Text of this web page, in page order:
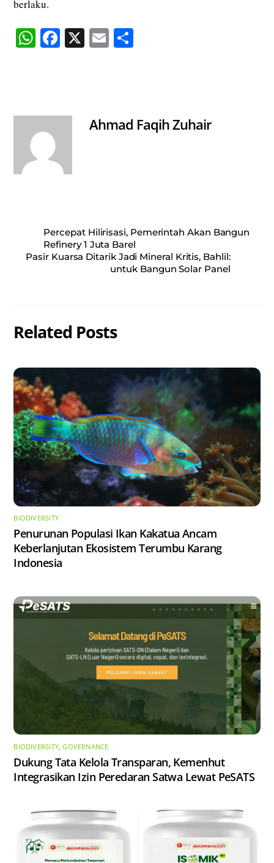
berlaku.
W
pp
Fa X E
Ahmad Faqih Zuhair
Percepat Hilirisasi, Pemerintah Akan Bangun
Refinery 1 Juta Barel
Pasir Kuarsa Ditarik Jadi Mineral Kritis, Bahlil:
untuk Bangun Solar Panel
Related Posts
BIODIVERSITY
Penurunan Populasi Ikan Kakatua Ancam
Keberlanjutan Ekosistem Terumbu Karang
Indonesia
BIODIVERSITY,GOVERNANCE
Dukung Tata Kelola Transparan, Kemenhut
Integrasikan Izin Peredaran Satwa Lewat PeSATS